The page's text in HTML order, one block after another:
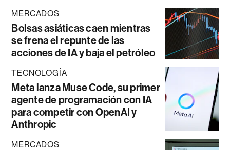
MERCADOS
Bolsas asiáticas caen mientras
se frena el repunte de las
acciones de IA y baja el petróleo
TECNOLOGÍA
Meta lanza Muse Code, su primer
agente de programación con IA
para competir con OpenAI y
Anthropic
MERCADOS